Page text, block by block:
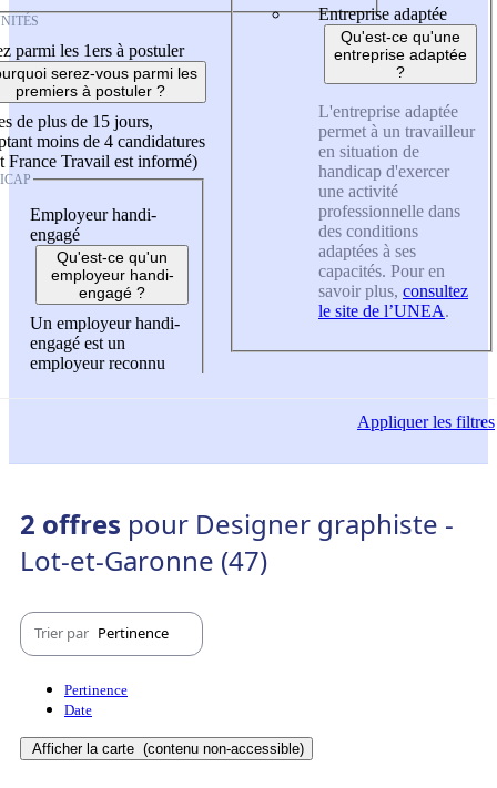
parmi les 1ers à postuler
serez-vous parmi les
premiers à postuler ?
de plus de 15 jours,
moins de 4 candidatures
France Travail est informé)
Employeur handi-
engagé
Qu'est-ce qu'un
employeur handi-
engagé ?
Un employeur handi-
engagé est un
employeur reconnu
Entreprise adaptée
Qu'est-ce qu'une
entreprise adaptée
?
L'entreprise adaptée
permet à un travailleur
en situation de
handicap d'exercer
une activité
professionnelle dans
des conditions
adaptées à ses
capacités. Pour en
savoir plus, consultez
le site de l’UNEA.
Appliquerles filtres
2 offres pour Designer graphiste -
Lot-et-Garonne (47)
Trier par Pertinence
Pertinence
Date
Afficher la carte (contenu non-accessible)